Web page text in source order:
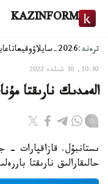
KAZINFORM
ترەند:2026-سايلاۋ وقيعا
10:30, 30 شىلدە 2022
الەمدىك نارىقتا
حالىقارالىق نارىقتا باررەلىنە 102,29 دوللاردان